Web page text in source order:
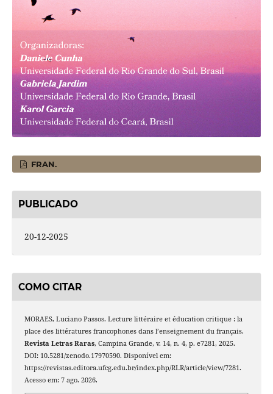
FRAN.
PUBLICADO
20-12-2025
COMO CITAR
MORAES, Luciano Passos. Lecture littéraire et éducation critique : la
place des littératures francophones dans l’enseignement du français.
Revista Letras Raras, Campina Grande, v. 14, n. 4, p. e7281, 2025.
DOI: 10.5281/zenodo.17970590. Disponível em:
https://revistas.editora.ufcg.edu.br/index.php/RLR/article/view/7281.
Acesso em: 7 ago. 2026.